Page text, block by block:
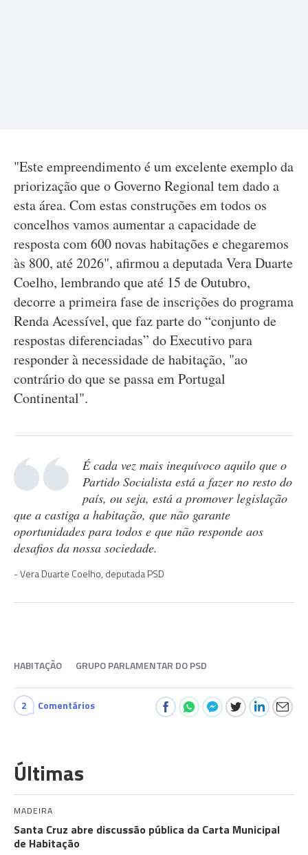
"Este empreendimento é um excelente exemplo da
priorização que o Governo Regional tem dado a
esta área. Com estas construções em todos os
concelhos vamos aumentar a capacidade de
resposta com 600 novas habitações e chegaremos
às 800, até 2026", afirmou a deputada Vera Duarte
Coelho, lembrando que até 15 de Outubro,
decorre a primeira fase de inscrições do programa
Renda Acessível, que faz parte do “conjunto de
respostas diferenciadas” do Executivo para
responder à necessidade de habitação, "ao
contrário do que se passa em Portugal
Continental".
É cada vez mais inequívoco aquilo que o
Partido Socialista está a fazer no resto do
país, ou seja, está a promover legislação
que a castiga a habitação, que não garante
oportunidades para todos e que não responde aos
desafios da nossa sociedade.
Vera Duarte Coelho, deputada PSD
HABITAÇÃO GRUPO PARLAMENTAR DO PSD
2 Comentários
Últimas
MADEIRA
Santa Cruz abre discussão pública da Carta Municipal
de Habitação